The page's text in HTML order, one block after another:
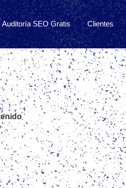
Auditoría SEO Gratis Clientes